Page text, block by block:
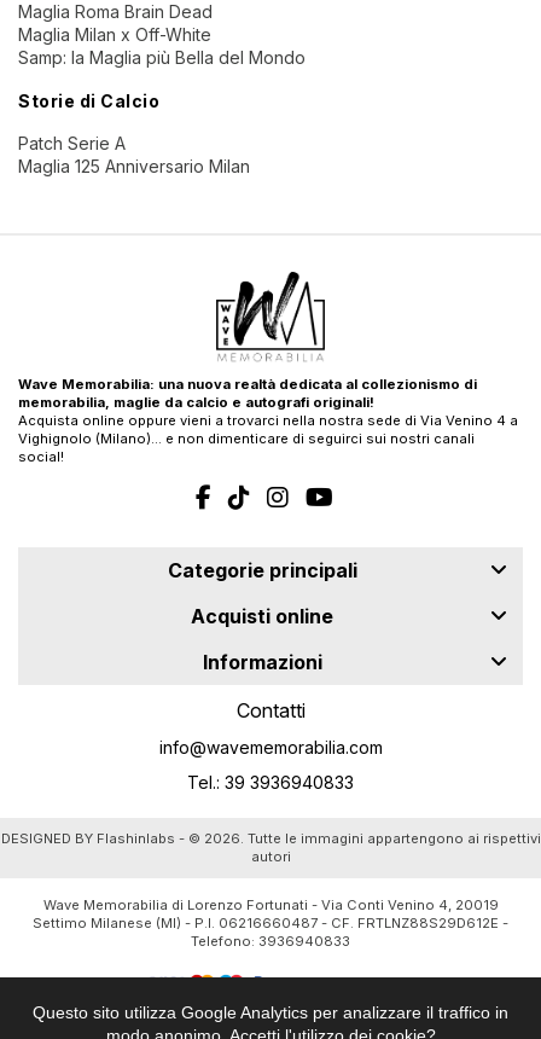
Questo sito utilizza Google Analytics per analizzare il traffico in
Maglia Roma Brain Dead
Maglia Milan x Off-White
Samp: la Maglia più Bella del Mondo
Storie di Calcio
Patch Serie A
Maglia 125 Anniversario Milan
Wave Memorabilia: una nuova realtà dedicata al collezionismo di
memorabilia, maglie da calcio e autografi originali!
Acquista online oppure vieni a trovarci nella nostra sede di Via Venino 4 a
Vighignolo (Milano)… e non dimenticare di seguirci sui nostri canali
social!
Categorie principali
Acquisti online
Informazioni
Contatti
info@wavememorabilia.com
Tel.: 39 3936940833
DESIGNED BY Flashinlabs - © 2026. Tutte le immagini appartengono ai rispettivi
autori
Wave Memorabilia di Lorenzo Fortunati - Via Conti Venino 4, 20019
Settimo Milanese (MI) - P.I. 06216660487 - CF. FRTLNZ88S29D612E -
Telefono: 3936940833